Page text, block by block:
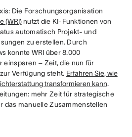
Die Forschungsorganisation
(WRI)nutzt die KI-Funktionen von
automatisch Projekt- und
zu erstellen. Durch
konnte WRI über 8.000
einsparen – Zeit, die nun für
Verfügung steht. Erfahren Sie, wie
transformieren kann.
mehr Zeit für strategische
das manuelle Zusammenstellen